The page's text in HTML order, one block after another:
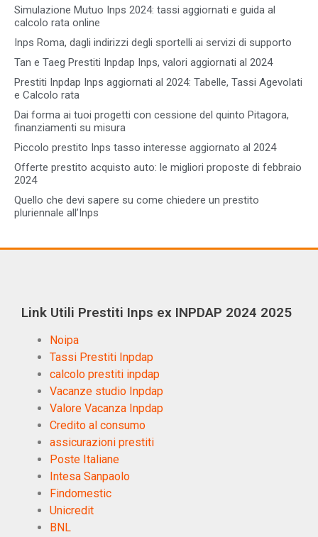
Simulazione Mutuo Inps 2024: tassi aggiornati e guida al
calcolo rata online
Inps Roma, dagli indirizzi degli sportelli ai servizi di supporto
Tan e Taeg Prestiti Inpdap Inps, valori aggiornati al 2024
Prestiti Inpdap Inps aggiornati al 2024: Tabelle, Tassi Agevolati
e Calcolo rata
Dai forma ai tuoi progetti con cessione del quinto Pitagora,
finanziamenti su misura
Piccolo prestito Inps tasso interesse aggiornato al 2024
Offerte prestito acquisto auto: le migliori proposte di febbraio
2024
Quello che devi sapere su come chiedere un prestito
pluriennale all’Inps
Link Utili Prestiti Inps ex INPDAP 2024 2025
Noipa
Tassi Prestiti Inpdap
calcolo prestiti inpdap
Vacanze studio Inpdap
Valore Vacanza Inpdap
Credito al consumo
assicurazioni prestiti
Poste Italiane
Intesa Sanpaolo
Findomestic
Unicredit
BNL